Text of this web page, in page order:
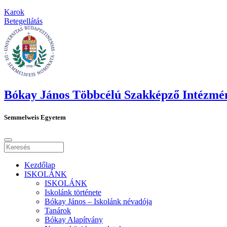
Karok
Betegellátás
Bókay János Többcélú Szakképző
Semmelweis Egyetem
Kezdőlap
ISKOLÁNK
ISKOLÁNK
Iskolánk története
Bókay János – Iskolánk névadója
Tanárok
Bókay Alapítvány